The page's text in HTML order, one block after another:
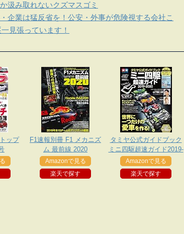
汲み取れないクズマスゴミ
企業は猛反省を！公安・外事が危険視する会社こ
見張っています！
ップ
F1速報別冊 F1 メカニズ
ム 最前線 2020
Amazonで見る
楽天で探す
タミヤ公式ガイドブック
ミニ四駆超速ガイド2019-
2020
Amazonで見る
楽天で探す